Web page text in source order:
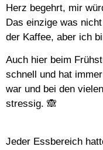
Herz begehrt, mir
Das einzige was
der Kaffee, aber ich
Auch hier beim
schnell und hat
war und bei den
stressig. 🙈
Jeder Essbereich